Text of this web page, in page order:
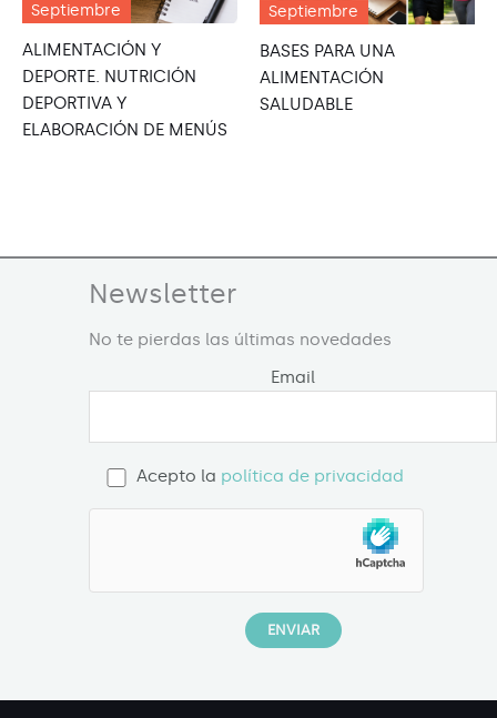
Septiembre
ALIMENTACIÓN Y
DEPORTE. NUTRICIÓN
DEPORTIVA Y
ELABORACIÓN DE MENÚS
Septiembre
BASES PARA UNA
ALIMENTACIÓN
SALUDABLE
Newsletter
No te pierdas las últimas novedades
Email
Acepto la política de privacidad